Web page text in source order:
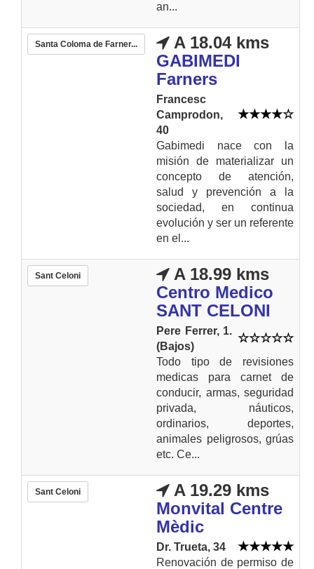
an...
Santa Coloma de Farner...
A 18.04 kms
GABIMEDI
Farners
Francesc
Camprodon,
40
Gabimedi nace con la
misión de materializar un
concepto de atención,
salud y prevención a la
sociedad, en continua
evolución y ser un referente
en el...
Sant Celoni
A 18.99 kms
Centro Medico
SANT CELONI
Pere Ferrer, 1.
(Bajos)
Todo tipo de revisiones
medicas para carnet de
conducir, armas, seguridad
privada, náuticos,
ordinarios, deportes,
animales peligrosos, grúas
etc. Ce...
Sant Celoni
A 19.29 kms
Monvital Centre
Mèdic
Dr. Trueta, 34
Renovación de permiso de